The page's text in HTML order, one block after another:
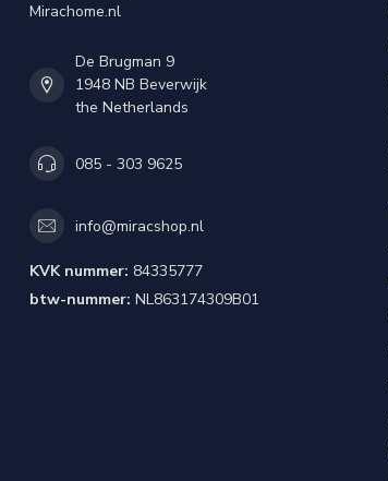
Mirachome.nl
De Brugman 9
1948 NB Beverwijk
the Netherlands
085 - 303 9625
info@miracshop.nl
KVK nummer: 84335777
btw-nummer: NL863174309B01